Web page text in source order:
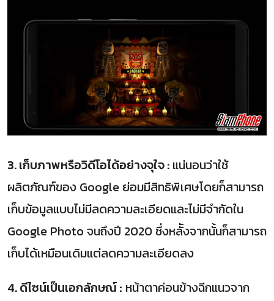
3. เก็บภาพหรือวิดีโอได้อย่างจุใจ : แน่นอนว่าใช้
ผลิตภัณฑ์ของ Google ย่อมมีสิทธิพิเศษโดยก็สามารถ
เก็บข้อมูลแบบไม่มีลดความละเอียดและไม่มีจำกัดใน
Google Photo จนถึงปี 2020 ซึ่งหลัังจากนั้นก็สามารถ
เก็บได้เหมือนเดิมแต่ลดความละเอียดลง
4. ดีไซน์เป็นเอกลักษณ์ : หน้าตาค่อนข้างฉีกแนวจาก